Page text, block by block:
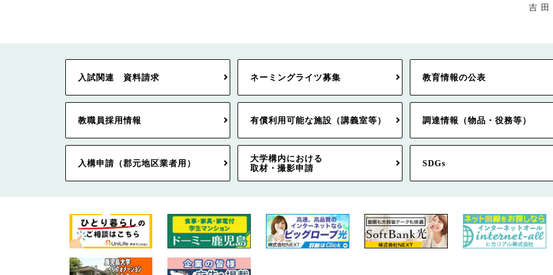
吉 田 浩
入試関連 資料請求 ネーミングライツ募集 教育情報の公表
教職員採用情報 有償利用可能な施設（講義室等） 調達情報（物品・役務等）
入構申請（郡元地区業者用）
大学構内における
取材・撮影申請
SDGs